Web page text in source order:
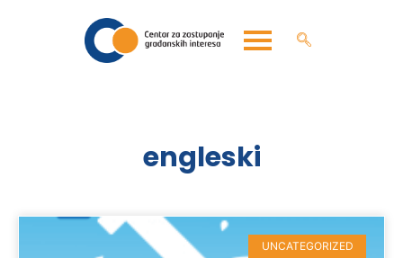
engleski
UNCATEGORIZED